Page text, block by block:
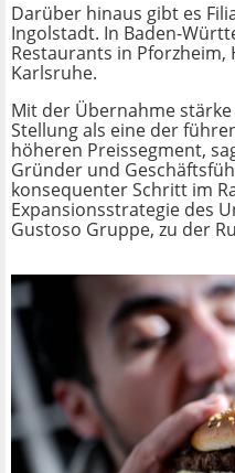
Darüber hinaus gibt es
Ingolstadt. In Baden-
Restaurants in
Karlsruhe.
Mit der Übernahme
Stellung als eine der
höheren Preissegment,
Gründer und
konsequenter Schritt im
Expansionsstrategie des
Gustoso Gruppe, zu der